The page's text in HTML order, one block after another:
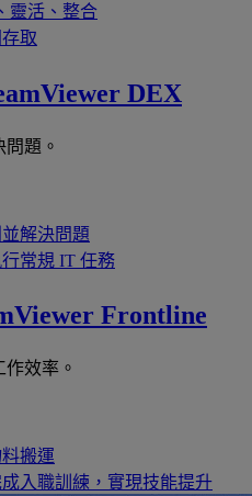
靈活、整合
取
DEX
題。
解決問題
常規 IT 任務
Frontline
效率。
搬運
入職訓練，實現技能提升